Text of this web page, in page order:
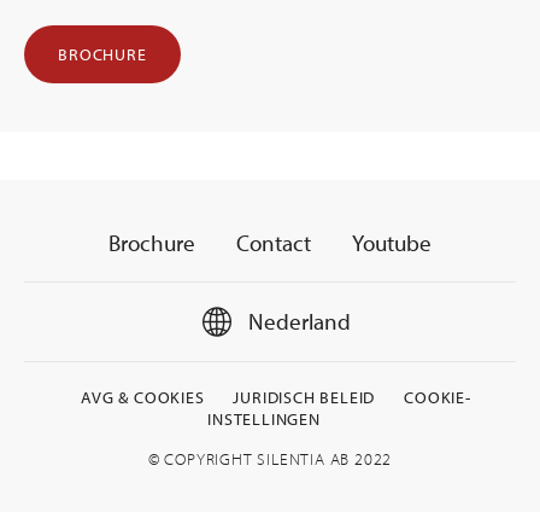
BROCHURE
Brochure Contact Youtube
Nederland
AVG & COOKIES JURIDISCH BELEID
COOKIE-
INSTELLINGEN
© COPYRIGHT SILENTIA AB 2022